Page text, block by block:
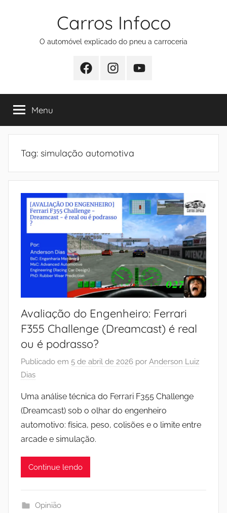
Carros Infoco
O automóvel explicado do pneu a carroceria
FacebookInstagramYoutube
Menu
Tag: simulação automotiva
Avaliação do Engenheiro: Ferrari
F355 Challenge (Dreamcast) é real
ou é podrasso?
Publicado em 5 de abril de 2026 por Anderson Luiz
Dias
Uma análise técnica do Ferrari F355 Challenge
(Dreamcast) sob o olhar do engenheiro
automotivo: física, peso, colisões e o limite entre
arcade e simulação.
Continue lendo
Opinião